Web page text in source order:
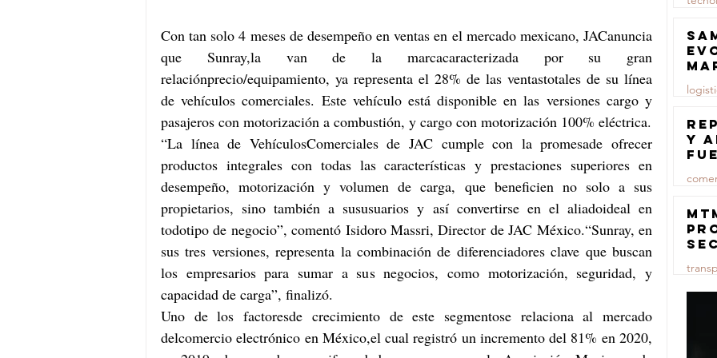
Con tan solo 4 meses de desempeño en ventas en el mercado mexicano, JACanuncia
que Sunray,la van de la marcacaracterizada por su gran
relaciónprecio/equipamiento, ya representa el 28% de las ventastotales de su línea
de vehículos comerciales. Este vehículo está disponible en las versiones cargo y
pasajeros con motorización a combustión, y cargo con motorización 100% eléctrica.
“La línea de VehículosComerciales de JAC cumple con la promesade ofrecer
productos integrales con todas las características y prestaciones superiores en
desempeño, motorización y volumen de carga, que beneficien no solo a sus
propietarios, sino también a sususuarios y así convertirse en el aliadoideal en
todotipo de negocio”, comentó Isidoro Massri, Director de JAC México.“Sunray, en
sus tres versiones, representa la combinación de diferenciadores clave que buscan
los empresarios para sumar a sus negocios, como motorización, seguridad, y
capacidad de carga”, finalizó.
Uno de los factoresde crecimiento de este segmentose relaciona al mercado
delcomercio electrónico en México,el cual registró un incremento del 81% en 2020,
23 jul
23 jul
y
23 jul